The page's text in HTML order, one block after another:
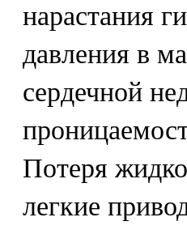
нарастания
давления в
сердечной
Потеря
легкие